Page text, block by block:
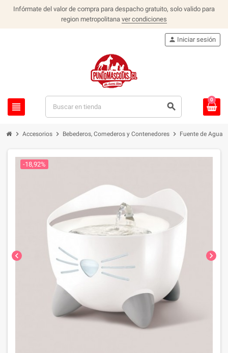
Infórmate del valor de compra para despacho gratuito, solo valido para
region metropolitana ver condiciones
view_headline search
person Iniciar sesión
0
chevron_right Accesorios chevron_right Bebederos, Comederos y Contenedores chevron_right Fuente de Agua
chevron_left chevron_right
-18,92%